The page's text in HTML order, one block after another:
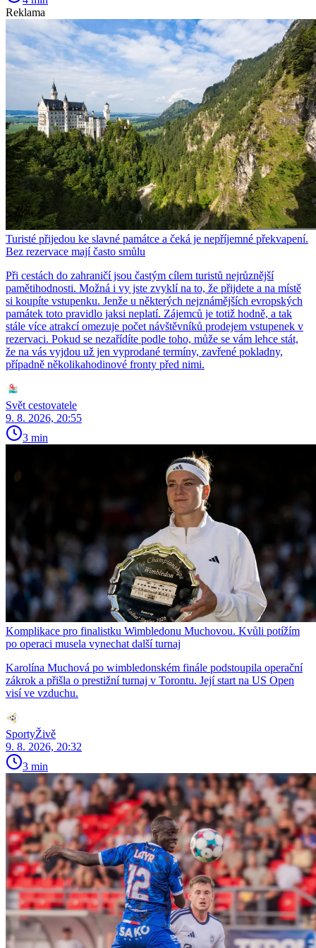
Reklama
Turisté přijedou ke slavné památce a čeká je nepříjemné překvapení.
Bez rezervace mají často smůlu
Při cestách do zahraničí jsou častým cílem turistů nejrůznější
pamětihodnosti. Možná i vy jste zvyklí na to, že přijdete a na místě
si koupíte vstupenku. Jenže u některých nejznámějších evropských
památek toto pravidlo jaksi neplatí. Zájemců je totiž hodně, a tak
stále více atrakcí omezuje počet návštěvníků prodejem vstupenek v
rezervaci. Pokud se nezařídíte podle toho, může se vám lehce stát,
že na vás vyjdou už jen vyprodané termíny, zavřené pokladny,
případně několikahodinové fronty před nimi.
Svět cestovatele
9. 8. 2026, 20:55
3 min
Komplikace pro finalistku Wimbledonu Muchovou. Kvůli potížím
po operaci musela vynechat další turnaj
Karolína Muchová po wimbledonském finále podstoupila operační
zákrok a přišla o prestižní turnaj v Torontu. Její start na US Open
visí ve vzduchu.
SportyŽivě
9. 8. 2026, 20:32
3 min